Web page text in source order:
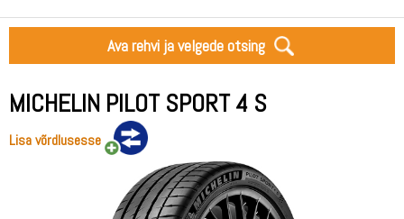
Ava rehvi ja velgede otsing
MICHELIN PILOT SPORT 4 S
Lisa võrdlusesse